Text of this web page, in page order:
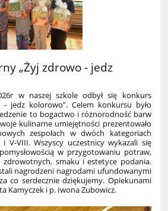
„Żyj zdrowo - jedz
w naszej szkole odbył się konkurs
jedz kolorowo”. Celem konkursu było
to bogactwo i różnorodność barw
kulinarne umiejętności prezentowało
zespołach w dwóch kategoriach
V-VIII. Wszyscy uczestnicy wykazali się
w przygotowaniu potraw,
zdrowotnych, smaku i estetyce podania.
nagrodzeni nagrodami ufundowanymi
co serdecznie dziękujemy. Opiekunami
Kamyczek i p. Iwona Zubowicz.